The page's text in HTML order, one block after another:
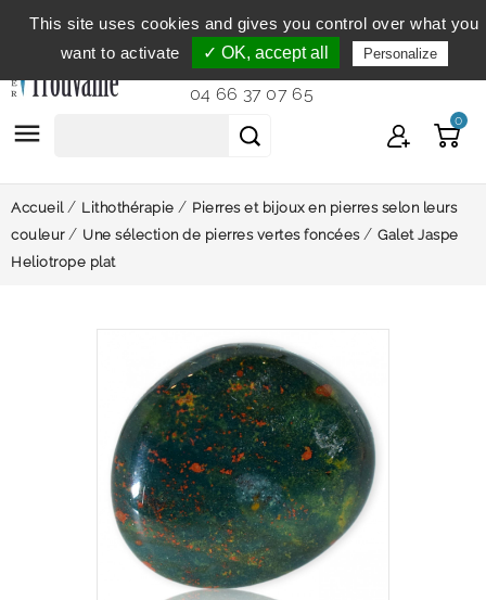
Service clientèle
du lundi au vendredi de 9h à 12h et
de 14h à 18h...
04 66 37 07 65
 0
Accueil Lithothérapie
Pierres et bijoux en pierres selon leurs
couleur
Une sélection de pierres vertes foncées
Galet Jaspe
Heliotrope plat
This site uses cookies and gives you control over what you
want to activate
✓ OK, accept all Personalize